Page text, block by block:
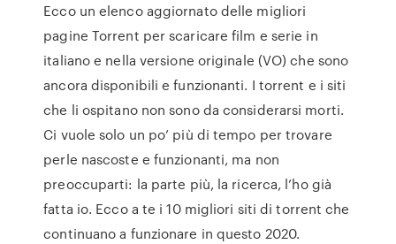
Ecco un elenco aggiornato delle migliori
pagine Torrent per scaricare film e serie in
italiano e nella versione originale (VO) che sono
ancora disponibili e funzionanti. I torrent e i siti
che li ospitano non sono da considerarsi morti.
Ci vuole solo un po’ più di tempo per trovare
perle nascoste e funzionanti, ma non
preoccuparti: la parte più, la ricerca, l’ho già
fatta io. Ecco a te i 10 migliori siti di torrent che
continuano a funzionare in questo 2020.